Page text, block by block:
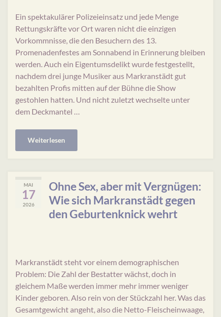
Ein spektakulärer Polizeieinsatz und jede Menge
Rettungskräfte vor Ort waren nicht die einzigen
Vorkommnisse, die den Besuchern des 13.
Promenadenfestes am Sonnabend in Erinnerung bleiben
werden. Auch ein Eigentumsdelikt wurde festgestellt,
nachdem drei junge Musiker aus Markranstädt gut
bezahlten Profis mitten auf der Bühne die Show
gestohlen hatten. Und nicht zuletzt wechselte unter
dem Deckmantel …
Weiterlesen
MAI
17
2026
Ohne Sex, aber mit Vergnügen:
Wie sich Markranstädt gegen
den Geburtenknick wehrt
Markranstädt steht vor einem demographischen
Problem: Die Zahl der Bestatter wächst, doch in
gleichem Maße werden immer mehr immer weniger
Kinder geboren. Also rein von der Stückzahl her. Was das
Gesamtgewicht angeht, also die Netto-Fleischeinwaage,